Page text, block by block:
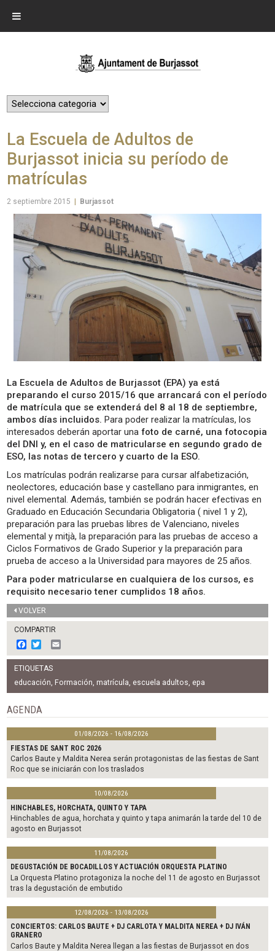
La Escuela de Adultos de
Burjassot inicia su período de
matrículas
2 septiembre 2015 Burjassot
La Escuela de Adultos de Burjassot (EPA) ya está
preparando el curso 2015/16 que arrancará con el período
de matrícula que se extenderá del 8 al 18 de septiembre,
ambos días incluidos. Para poder realizar la matrículas, los
interesados deberán aportar una foto de carné, una fotocopia
del DNI y, en el caso de matricularse en segundo grado de
ESO, las notas de tercero y cuarto de la ESO.
Los matrículas podrán realizarse para cursar alfabetización,
neolectores, educación base y castellano para inmigrantes, en
nivel elemental. Además, también se podrán hacer efectivas en
Graduado en Educación Secundaria Obligatoria ( nivel 1 y 2),
preparación para las pruebas libres de Valenciano, niveles
elemental y mitjà, la preparación para las pruebas de acceso a
Ciclos Formativos de Grado Superior y la preparación para
prueba de acceso a la Universidad para mayores de 25 años.
Para poder matricularse en cualquiera de los cursos, es
requisito necesario tener cumplidos 18 años.
VOLVER
COMPARTIR
F
a
c
e
b
o
o
k
w
i
t
t
e
m
l
ETIQUETAS
educación, Formación, matrícula, escuela adultos, epa
AGENDA
01/08/2026 - 16/08/2026
FIESTAS DE SANT ROC 2026
Carlos Baute y Maldita Nerea serán protagonistas de las fiestas de Sant
Roc que se iniciarán con los traslados
10/08/2026
HINCHABLES, HORCHATA, QUINTO Y TAPA
Hinchables de agua, horchata y quinto y tapa animarán la tarde del 10 de
agosto en Burjassot
11/08/2026
DEGUSTACIÓN DE BOCADILLOS Y ACTUACIÓN ORQUESTA PLATINO
La Orquesta Platino protagoniza la noche del 11 de agosto en Burjassot
tras la degustación de embutido
12/08/2026 - 13/08/2026
CONCIERTOS: CARLOS BAUTE + DJ CARLOTA Y MALDITA NEREA + DJ IVÁN
GRANERO
Carlos Baute y Maldita Nerea llegan a las fiestas de Burjassot en dos